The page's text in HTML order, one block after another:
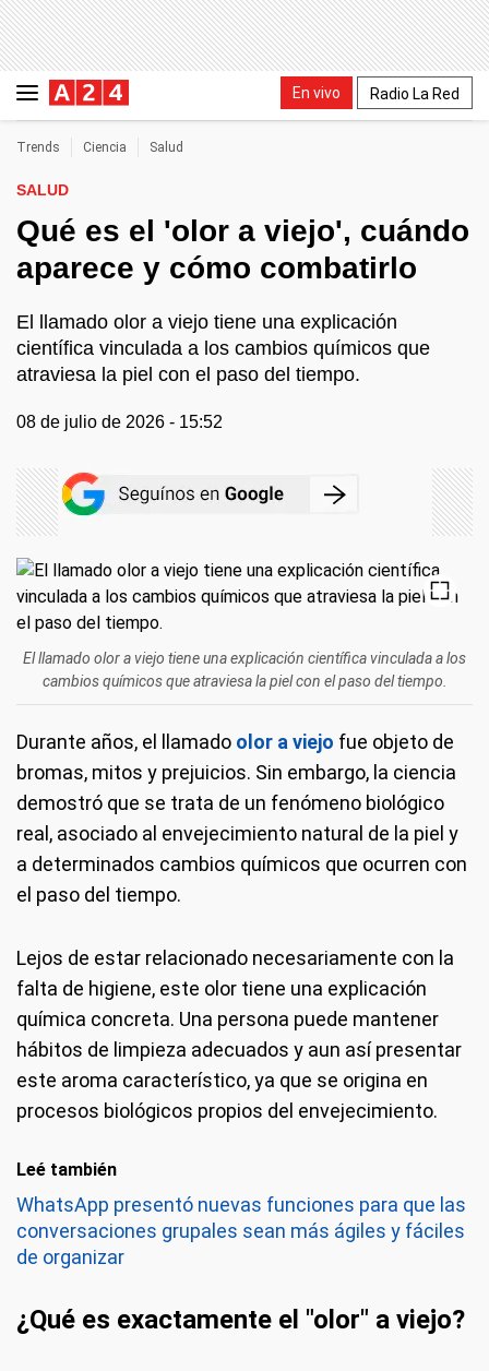
En vivo Radio La Red
Trends Ciencia Salud
SALUD
Qué es el 'olor a viejo', cuándo
aparece y cómo combatirlo
El llamado olor a viejo tiene una explicación
científica vinculada a los cambios químicos que
atraviesa la piel con el paso del tiempo.
08 de julio de 2026 - 15:52
El llamado olor a viejo tiene una explicación científica vinculada a los
cambios químicos que atraviesa la piel con el paso del tiempo.
Durante años, el llamado olor a viejo fue objeto de
bromas, mitos y prejuicios. Sin embargo, la ciencia
demostró que se trata de un fenómeno biológico
real, asociado al envejecimiento natural de la piel y
a determinados cambios químicos que ocurren con
el paso del tiempo.
Lejos de estar relacionado necesariamente con la
falta de higiene, este olor tiene una explicación
química concreta. Una persona puede mantener
hábitos de limpieza adecuados y aun así presentar
este aroma característico, ya que se origina en
procesos biológicos propios del envejecimiento.
Leé también
WhatsApp presentó nuevas funciones para que las
conversaciones grupales sean más ágiles y fáciles
de organizar
¿Qué es exactamente el "olor" a viejo?